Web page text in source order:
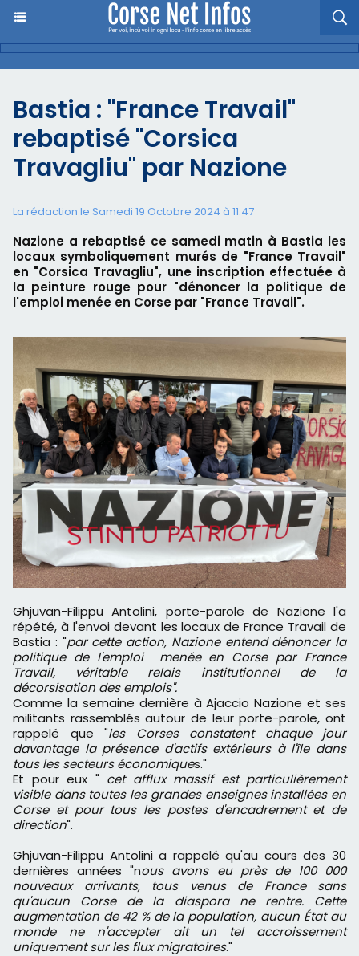
Bastia : "France Travail"
rebaptisé "Corsica
Travagliu" par Nazione
La rédaction le Samedi 19 Octobre 2024 à 11:47
Nazione a rebaptisé ce samedi matin à Bastia les
locaux symboliquement murés de "France Travail"
en "Corsica Travagliu", une inscription effectuée à
la peinture rouge pour "dénoncer la politique de
l'emploi menée en Corse par "France Travail".
Ghjuvan-Filippu Antolini, porte-parole de Nazione l'a
répété, à l'envoi devant les locaux de France Travail de
Bastia : "par cette action, Nazione entend dénoncer la
politique de l'emploi menée en Corse par France
Travail, véritable relais institutionnel de la
décorsisation des emplois".
Comme la semaine dernière à Ajaccio Nazione et ses
militants rassemblés autour de leur porte-parole, ont
rappelé que "les Corses constatent chaque jour
davantage la présence d'actifs extérieurs à l'île dans
tous les secteurs économiques."
Et pour eux " cet afflux massif est particulièrement
visible dans toutes les grandes enseignes installées en
Corse et pour tous les postes d'encadrement et de
direction".
Ghjuvan-Filippu Antolini a rappelé qu'au cours des 30
dernières années "nous avons eu près de 100 000
nouveaux arrivants, tous venus de France sans
qu'aucun Corse de la diaspora ne rentre. Cette
augmentation de 42 % de la population, aucun État au
monde ne n'accepter ait un tel accroissement
uniquement sur les flux migratoires."